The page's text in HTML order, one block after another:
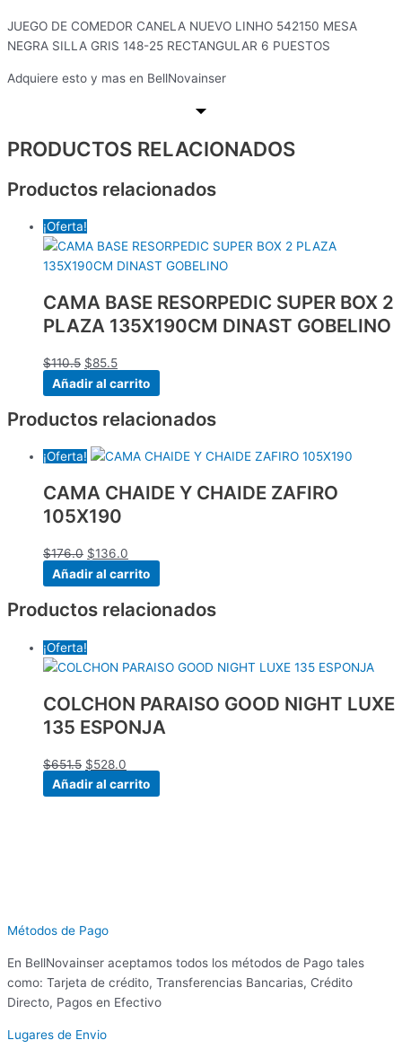
JUEGO DE COMEDOR CANELA NUEVO LINHO 542150 MESA
NEGRA SILLA GRIS 148-25 RECTANGULAR 6 PUESTOS
Adquiere esto y mas en BellNovainser
PRODUCTOS RELACIONADOS
Productos relacionados
¡Oferta!
CAMA BASE RESORPEDIC SUPER BOX 2
PLAZA 135X190CM DINAST GOBELINO
$110.5 $85.5
Añadir al carrito
Productos relacionados
¡Oferta!
CAMA CHAIDE Y CHAIDE ZAFIRO
105X190
$176.0 $136.0
Añadir al carrito
Productos relacionados
¡Oferta!
COLCHON PARAISO GOOD NIGHT LUXE
135 ESPONJA
$651.5 $528.0
Añadir al carrito
Métodos de Pago
En BellNovainser aceptamos todos los métodos de Pago tales
como: Tarjeta de crédito, Transferencias Bancarias, Crédito
Directo, Pagos en Efectivo
Lugares de Envio